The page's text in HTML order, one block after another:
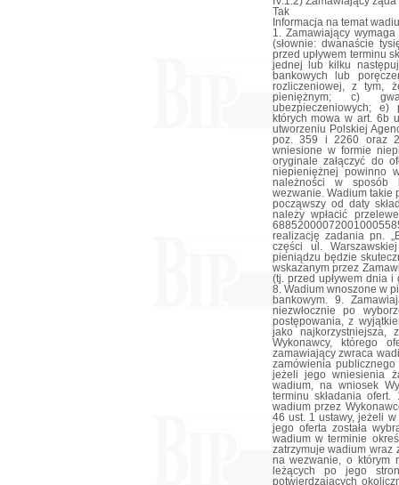
Tak
Informacja na temat
1. Zamawiający
(słownie: dwanaście
przed upływem terminu
jednej lub kilku
bankowych lub
rozliczeniowej, z tym,
pieniężnym; c)
ubezpieczeniowych; e)
których mowa w art. 6b
utworzeniu Polskiej
poz. 359 i 2260 oraz
wniesione w formie
oryginale załączyć do
niepieniężnej powinno
należności w sposób
wezwanie. Wadium takie
począwszy od daty
należy wpłacić
realizację zadania pn.
części ul.
pieniądzu będzie
wskazanym przez
(tj. przed upływem dnia i
8. Wadium wnoszone w
bankowym. 9.
niezwłocznie po
postępowania, z
jako
Wykonawcy, którego
zamawiający zwraca
zamówienia
jeżeli jego wniesienia
wadium, na wniosek
terminu składania
wadium przez
46 ust. 1 ustawy, jeżeli
jego oferta została
wadium w terminie
zatrzymuje wadium wraz
na wezwanie, o którym
leżących po jego
potwierdzających